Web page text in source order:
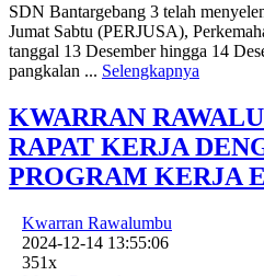
SDN Bantargebang 3 telah
Jumat Sabtu (PERJUSA),
tanggal 13 Desember hingga 14
pangkalan ... Selengkapnya
KWARRAN
RAPAT KERJA
PROGRAM KERJA
Kwarran Rawalumbu
2024-12-14 13:55:06
351x